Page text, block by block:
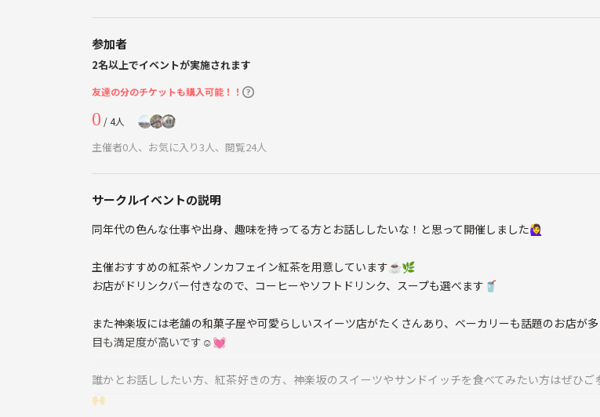
参加者
2名以上でイベントが実施されます
友達の分のチケットも購入可能！！
0 / 4人
主催者0人、お気に入り3人、閲覧24人
サークルイベントの説明
同年代の色んな仕事や出身、趣味を持ってる方とお話ししたいな！と思って開催しました🙋‍♀️
主催おすすめの紅茶やノンカフェイン紅茶を用意しています☕️🌿
お店がドリンクバー付きなので、コーヒーやソフトドリンク、スープも選べます🥤
また神楽坂には老舗の和菓子屋や可愛らしいスイーツ店がたくさんあり、ベーカリーも話題のお店が
目も満足度が高いです☺️💓
誰かとお話ししたい方、紅茶好きの方、神楽坂のスイーツやサンドイッチを食べてみたい方はぜひ
🙌